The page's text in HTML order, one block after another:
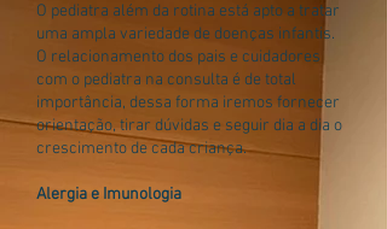
O pediatra além da rotina está apto a tratar
uma ampla variedade de doenças infantis.
O relacionamento dos pais e cuidadores
com o pediatra na consulta é de total
importância, dessa forma iremos fornecer
orientação, tirar dúvidas e seguir dia a dia o
crescimento de cada criança.
Alergia e Imunologia